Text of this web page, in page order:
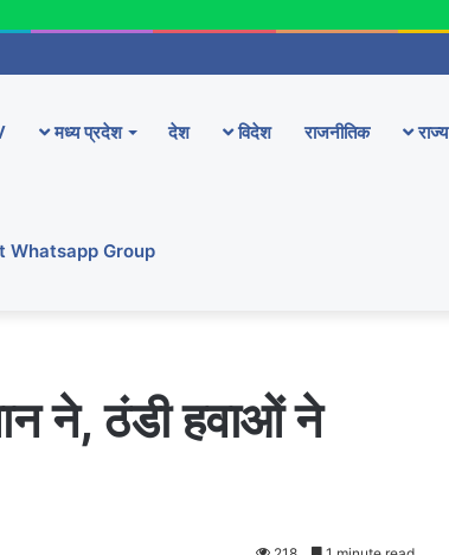
मध्य प्रदेश देश विदेश राजनीतिक राज्य
Whatsapp Group
ने, ठंडी हवाओं ने